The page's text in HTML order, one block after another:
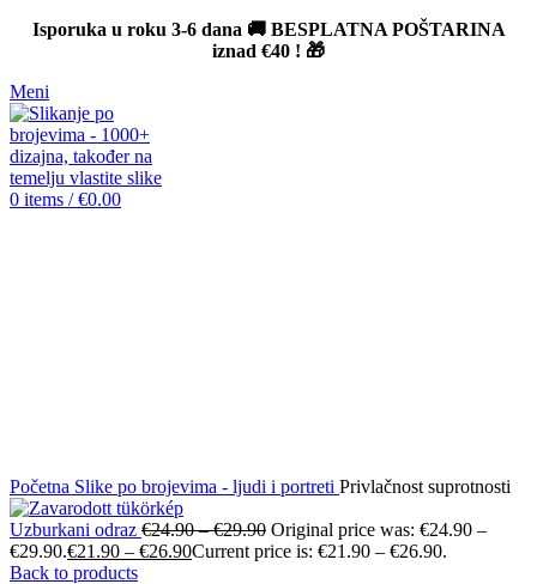
Isporuka u roku 3-6 dana 🚚 BESPLATNA POŠTARINA
iznad €40 ! 🎁
Meni
0 items / €0.00
Početna Slike po brojevima - ljudi i portreti Privlačnost suprotnosti
Uzburkani odraz €24.90–€29.90 Original price was: €24.90 –
€29.90.€21.90 – €26.90Current price is: €21.90 – €26.90.
Back to products